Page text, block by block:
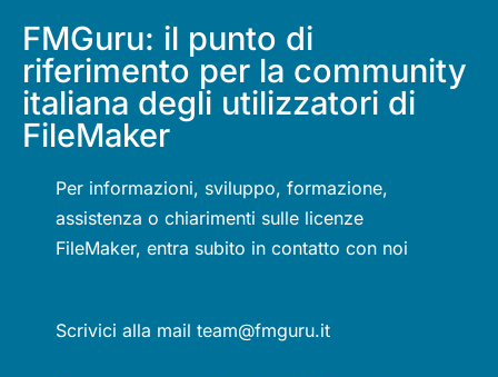
FMGuru: il punto di
riferimento per la community
italiana degli utilizzatori di
FileMaker
Per informazioni, sviluppo, formazione,
assistenza o chiarimenti sulle licenze
FileMaker, entra subito in contatto con noi
Scrivici alla mail team@fmguru.it